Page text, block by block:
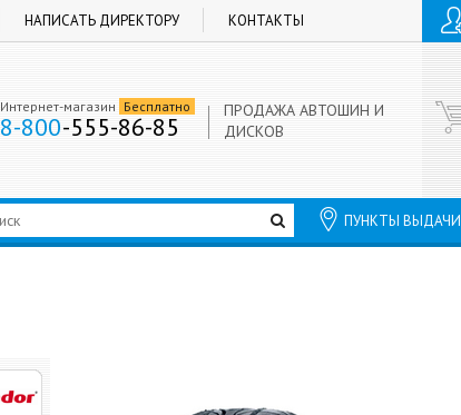
НАПИСАТЬ ДИРЕКТОРУ КОНТАКТЫ
Интернет-магазин Бесплатно
8-800-555-86-85
ПРОДАЖА АВТОШИН И
ДИСКОВ
ПУНКТЫ ВЫДАЧИ